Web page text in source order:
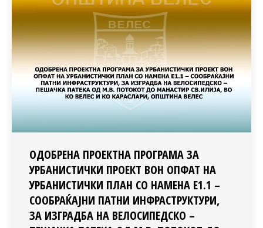
ОДОБРЕНА ПРОЕКТНА ПРОГРАМА ЗА
УРБАНИСТИЧКИ ПРОЕКТ ВОН ОПФАТ НА
УРБАНИСТИЧКИ ПЛАН СО НАМЕНА Е1.1 –
СООБРАЌАЈНИ ПАТНИ ИНФРАСТРУКТУРИ,
ЗА ИЗГРАДБА НА ВЕЛОСИПЕДСКО –